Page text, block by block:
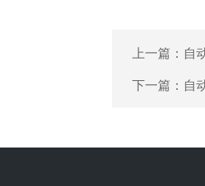
上一篇： 自
下一篇： 自